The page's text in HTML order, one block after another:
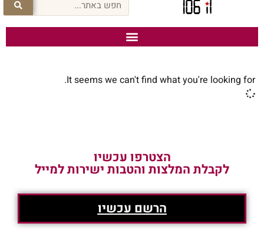
It seems we can't find what you're looking for.
הצטרפו עכשיו
לקבלת המלצות והטבות ישירות למייל
הרשם עכשיו